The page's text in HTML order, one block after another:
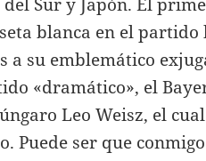
Sur y Japón. El
blanca en el partido
a su emblemático
«dramático», el
Leo Weisz, el
Puede ser que